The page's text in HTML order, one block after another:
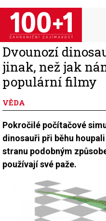
Přejít
hlavnímu
obsahu
Dvounozí
jinak, než jak
populární filmy
VĚDA
Pokročilé počítačové
dinosauři při běhu
stranu podobným
používají své paže.